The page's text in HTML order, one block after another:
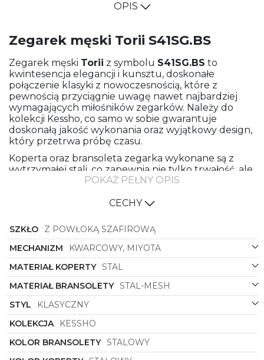
OPIS
Zegarek męski Torii S41SG.BS
Zegarek męski Torii z symbolu S41SG.BS to
kwintesencja elegancji i kunsztu, doskonałe
połączenie klasyki z nowoczesnością, które z
pewnością przyciągnie uwagę nawet najbardziej
wymagających miłośników zegarków. Należy do
kolekcji Kessho, co samo w sobie gwarantuje
doskonałą jakość wykonania oraz wyjątkowy design,
który przetrwa próbę czasu.
Koperta oraz bransoleta zegarka wykonane są z
wytrzymałej stali, co zapewnia nie tylko trwałość, ale
także elegancki wygląd. Bransoleta meshowa w
okrągłą kopertą, również w kolorze stalowym,
nadaje zegarkowi zdecydowanego charakteru i
sprawia, że jest on nie tylko praktycznym
narzędziem do mierzenia czasu, ale także modnym
dodatkiem, podkreślającym indywidualny styl
noszącego.
Zegarek męskiToriito nie tylko precyzyjne
wskazanie czasu, ale również wyraz osobistego
gustu i klasy. Jego styl klasyczny sprawia, że
doskonale sprawdzi się zarówno w codziennych
stylizacjach, jak i podczas ważnych wydarzeń,
dodając elegancji i szyku każdemu outfitowi. To
zegarek, który nie tylko pokazuje czas, ale również
POKAŻ PEŁNY OPIS
CECHY
SZKŁO
Z POWŁOKĄ SZAFIROWĄ
MECHANIZM
KWARCOWY, MIYOTA
MATERIAŁ KOPERTY STAL
MATERIAŁ BRANSOLETY STAL-MESH
STYL
KLASYCZNY
KOLEKCJA
KESSHO
KOLOR BRANSOLETY STALOWY